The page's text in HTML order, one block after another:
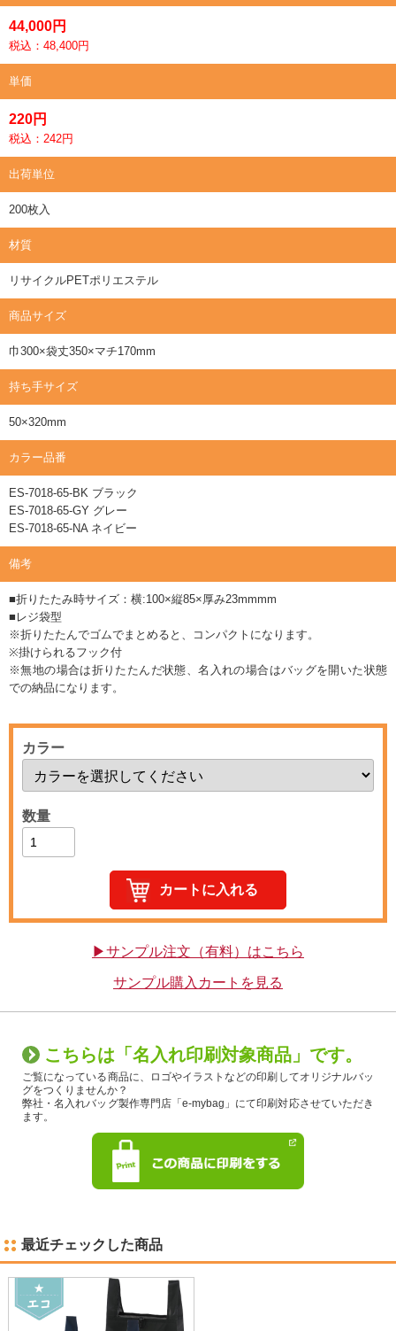
44,000円
税込：48,400円
単価
220円
税込：242円
出荷単位
200枚入
材質
リサイクルPETポリエステル
商品サイズ
巾300×袋丈350×マチ170mm
持ち手サイズ
50×320mm
カラー品番
ES-7018-65-BK ブラック
ES-7018-65-GY グレー
ES-7018-65-NA ネイビー
備考
■折りたたみ時サイズ：横:100×縦85×厚み23mmmm
■レジ袋型
※折りたたんでゴムでまとめると、コンパクトになります。
※掛けられるフック付
※無地の場合は折りたたんだ状態、名入れの場合はバッグを開いた状態
での納品になります。
カラー
数量
▶サンプル注文（有料）はこちら
サンプル購入カートを見る
こちらは「名入れ印刷対象商品」です。
ご覧になっている商品に、ロゴやイラストなどの印刷してオリジナルバッ
グをつくりませんか？
弊社・名入れバッグ製作専門店「e-mybag」にて印刷対応させていただき
ます。
最近チェックした商品